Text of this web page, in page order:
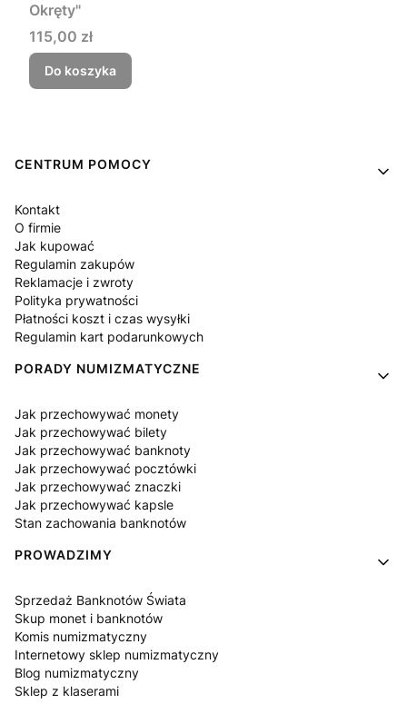
Okręty"
Cena
115,00 zł
Do koszyka
Linki w stopce
CENTRUM POMOCY
Kontakt
O firmie
Jak kupować
Regulamin zakupów
Reklamacje i zwroty
Polityka prywatności
Płatności koszt i czas wysyłki
Regulamin kart podarunkowych
PORADY NUMIZMATYCZNE
Jak przechowywać monety
Jak przechowywać bilety
Jak przechowywać banknoty
Jak przechowywać pocztówki
Jak przechowywać znaczki
Jak przechowywać kapsle
Stan zachowania banknotów
PROWADZIMY
Sprzedaż Banknotów Świata
Skup monet i banknotów
Komis numizmatyczny
Internetowy sklep numizmatyczny
Blog numizmatyczny
Sklep z klaserami